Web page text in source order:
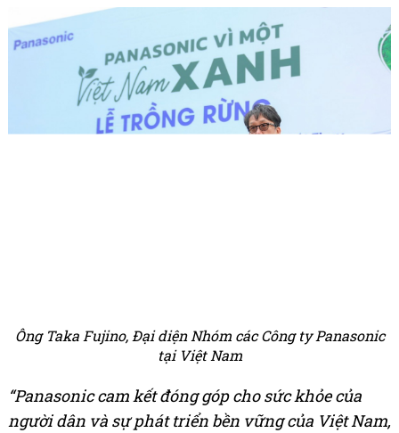
Ông Taka Fujino, Đại diện Nhóm các Công ty Panasonic
tại Việt Nam
“Panasonic cam kết đóng góp cho sức khỏe của
người dân và sự phát triển bền vững của Việt Nam,